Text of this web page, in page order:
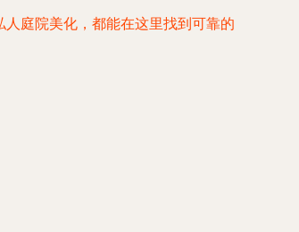
庭院美化，都能在这里找到可靠的